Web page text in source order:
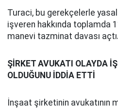
Turaci, bu gerekçelerle
işveren hakkında toplamda
manevi tazminat davası açtı
ŞİRKET AVUKATI OLAYDA
OLDUĞUNU İDDİA ETTİ
İnşaat şirketinin avukatının